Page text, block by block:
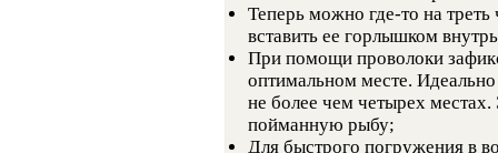
Теперь можно где-то на треть
вставить ее горлышком
При помощи проволоки
оптимальном месте.
не более чем четырех
пойманную рыбу;
Для быстрого погружения в